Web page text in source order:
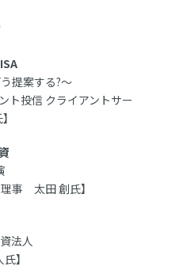
提案する?～
ト投信 クライアントサー
事 太田 創氏】
法人
】